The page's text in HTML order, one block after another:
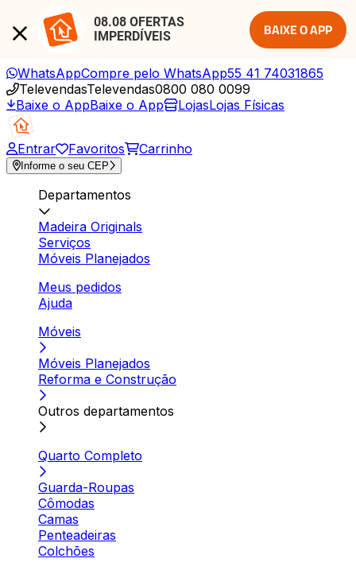
08.08 OFERTAS
IMPERDÍVEIS
BAIXE O APP
WhatsAppCompre pelo WhatsApp55 41 74031865
TelevendasTelevendas0800 080 0099
Baixe o AppBaixe o App LojasLojas Físicas
Entrar Favoritos Carrinho
Informe o seu CEP
Departamentos
Madeira Originals
Serviços
Móveis Planejados
Meus pedidos
Ajuda
Móveis
Móveis Planejados
Reforma e Construção
Outros departamentos
Quarto Completo
Guarda-Roupas
Cômodas
Camas
Penteadeiras
Colchões